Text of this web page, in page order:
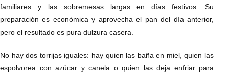
familiares y las sobremesas largas en días festivos. Su
preparación es económica y aprovecha el pan del día anterior,
pero el resultado es pura dulzura casera.
No hay dos torrijas iguales: hay quien las baña en miel, quien las
espolvorea con azúcar y canela o quien las deja enfriar para